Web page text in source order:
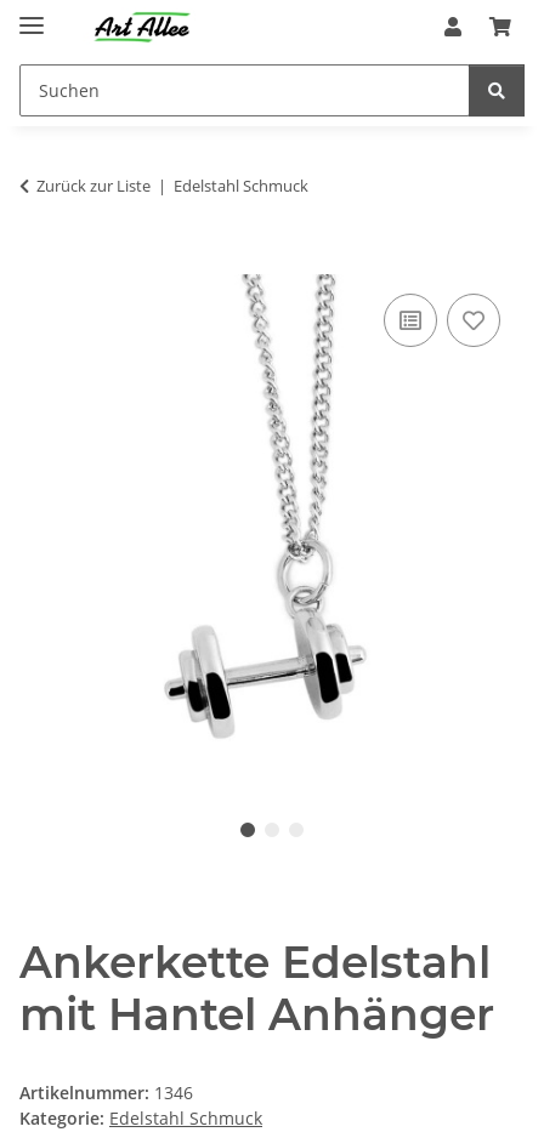
Zurück zur Liste Edelstahl Schmuck
Ankerkette Edelstahl
mit Hantel Anhänger
Artikelnummer: 1346
Kategorie: Edelstahl Schmuck